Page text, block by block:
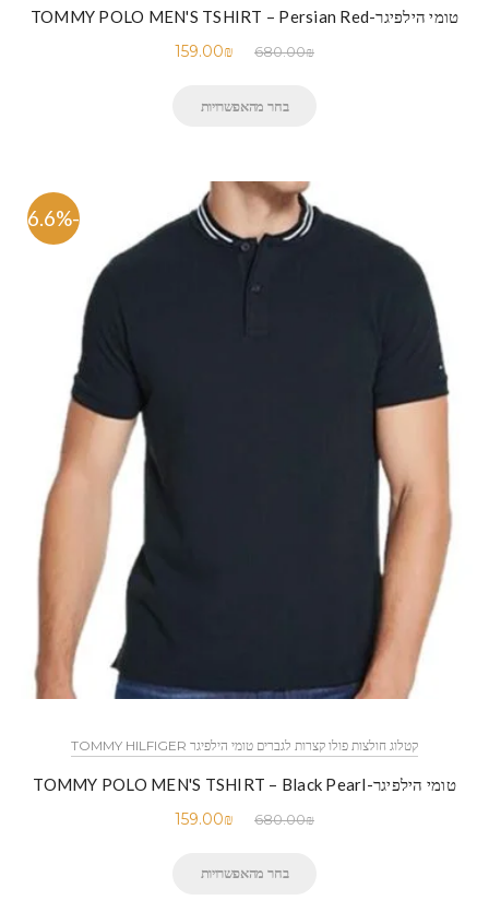
טומי הילפיגר-TOMMY POLO MEN'S TSHIRT – Persian Red
680.00₪
159.00₪
בחר מהאפשרויות
-76.6%
קטלוג חולצות פולו קצרות לגברים טומי הילפיגר TOMMY HILFIGER
טומי הילפיגר-TOMMY POLO MEN'S TSHIRT – Black Pearl
680.00₪
159.00₪
בחר מהאפשרויות